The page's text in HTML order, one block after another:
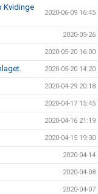
Kvidinge
2020-06-09 16:45
2020-05-26
2020-05-20 16:00
2020-05-20 14:20
2020-04-29 20:18
2020-04-17 15:45
2020-04-16 21:19
2020-04-15 19:30
2020-04-14
2020-04-08
2020-04-07